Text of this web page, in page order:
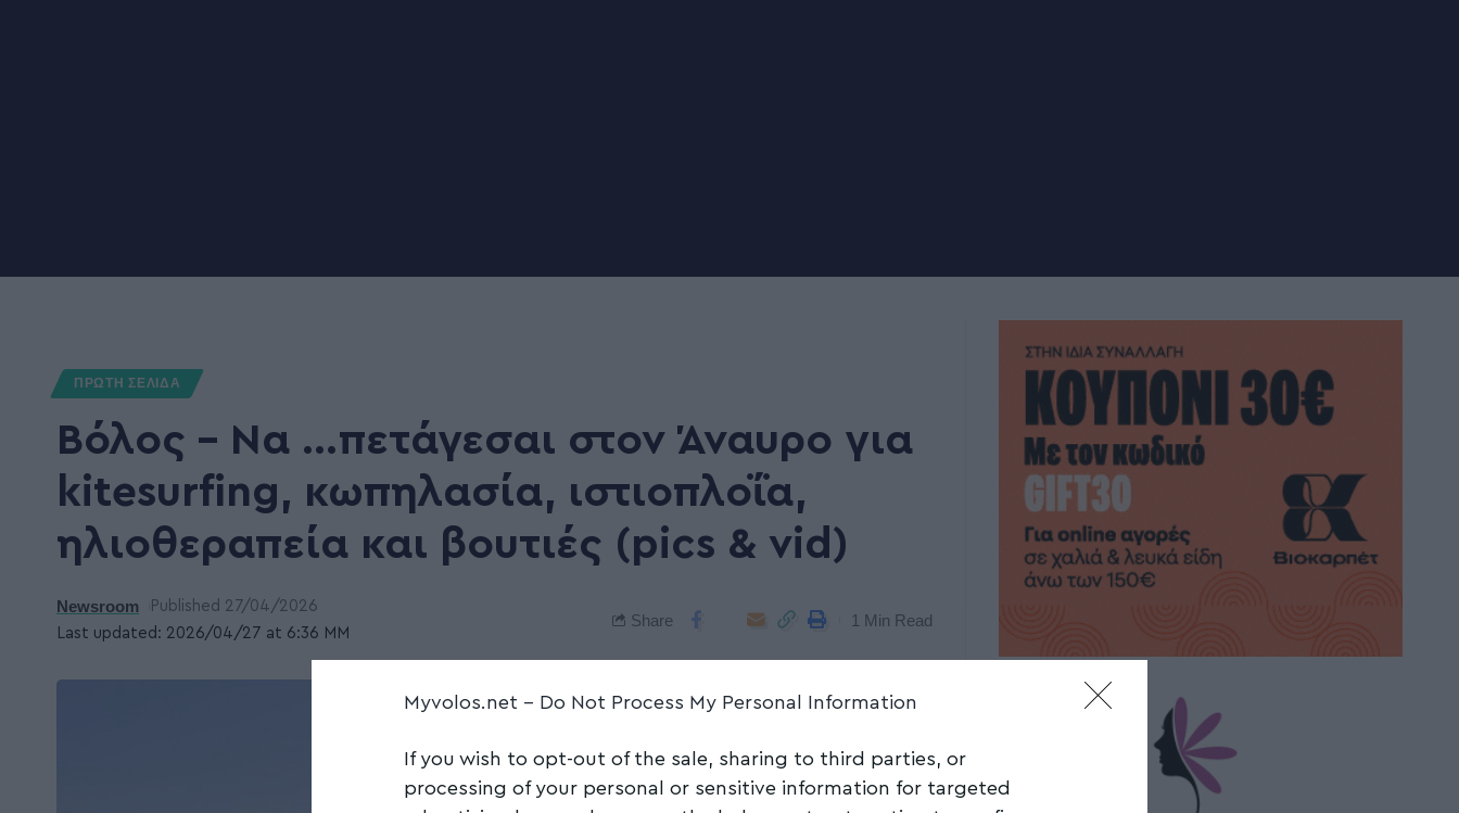
Myvolos.net - Do Not Process My Personal Information
If you wish to opt-out of the sale, sharing to third parties, or
processing of your personal or sensitive information for targeted
ΠΡΩΤΗ ΣΕΛΙΔΑ
Βόλος – Να …πετάγεσαι στον Άναυρο για
kitesurfing, κωπηλασία, ιστιοπλοΐα,
ηλιοθεραπεία και βουτιές (pics & vid)
Last updated: 2026/04/27 at 6:36 ΜΜ
Newsroom Published 27/04/2026
Share 1 Min Read